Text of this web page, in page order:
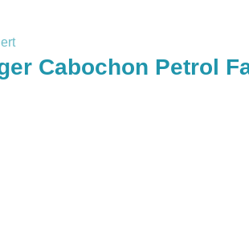
Cabochon Petrol